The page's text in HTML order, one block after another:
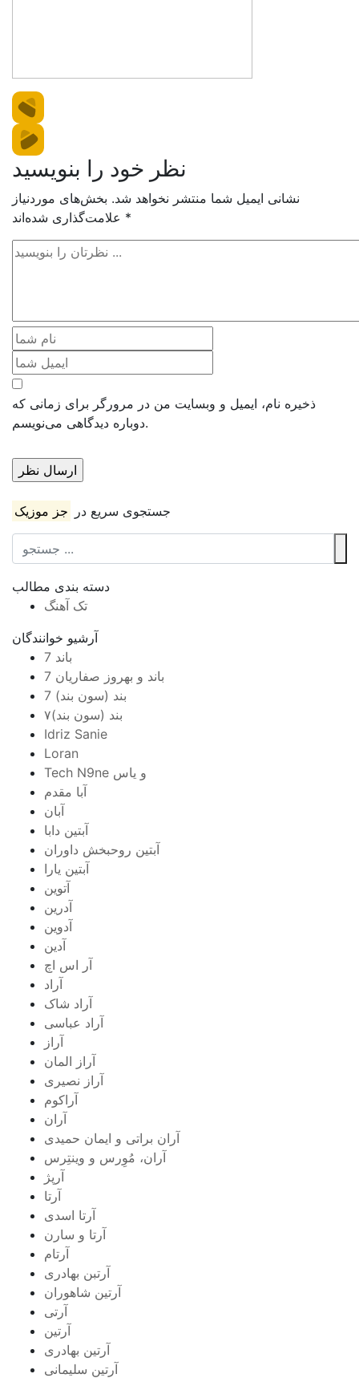
نظر خود را بنویسید
نشانی ایمیل شما منتشر نخواهد شد. بخش‌های موردنیاز
*
ذخیره نام، ایمیل و وبسایت من در مرورگر برای زمانی که
دوباره دیدگاهی می‌نویسم.
جستجوی سریع در جز موزیک
دسته بندی مطالب
تک آهنگ
آرشیو خوانندگان
7 باند
7 باند و بهروز صفاریان
7 بند (سون بند)
۷بند (سون بند)
Idriz Sanie
Loran
Tech N9ne و یاس
آبا مقدم
آبان
آبتین دابا
آبتین روحبخش داوران
آبتین یارا
آتوین
آدرین
آدوین
آدین
آر اس اچ
آراد
آراد شاک
آراد عباسی
آراز
آراز المان
آراز نصیری
آراکوم
آران
آران براتی و ایمان حمیدی
آران، مُوِرس و وینتِرس
آرپژ
آرتا
آرتا اسدی
آرتا و سارن
آرتام
آرتبن بهادری
آرتين شاهوران
آرتی
آرتین
آرتین بهادری
آرتین سلیمانی